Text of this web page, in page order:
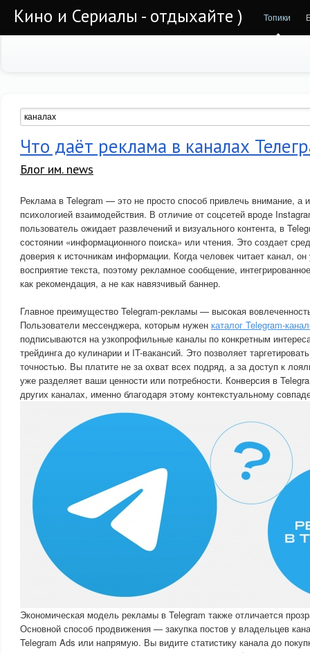
Кино и Сериалы - отдыхайте ) Топики
Что даёт реклама в каналах
Блог им. news
Реклама в Telegram — это не просто способ привлечь внимание, а
психологией взаимодействия. В отличие от соцсетей вроде
пользователь ожидает развлечений и визуального контента, в
состоянии «информационного поиска» или чтения. Это создает
доверия к источникам информации. Когда человек читает канал,
восприятие текста, поэтому рекламное сообщение,
как рекомендация, а не как навязчивый баннер.
Главное преимущество Telegram-рекламы — высокая
Пользователи мессенджера, которым нужен каталог Telegram-
подписываются на узкопрофильные каналы по конкретным
трейдинга до кулинарии и IT-вакансий. Это позволяет
точностью. Вы платите не за охват всех подряд, а за доступ к
уже разделяет ваши ценности или потребности. Конверсия в
других каналах, именно благодаря этому контекстуальному
Экономическая модель рекламы в Telegram также отличается
Основной способ продвижения — закупка постов у владельцев
Telegram Ads или напрямую. Вы видите статистику канала до